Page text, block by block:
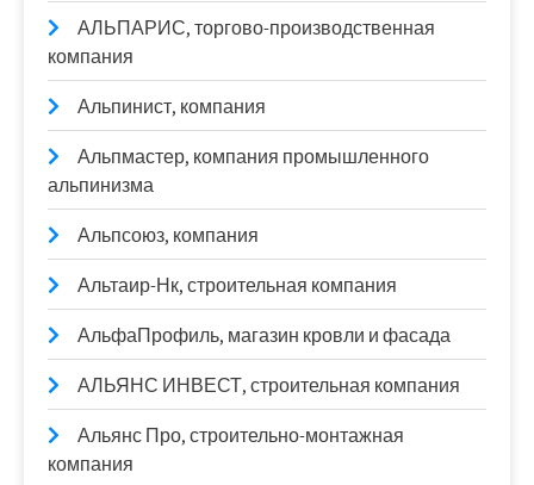
АЛЬПАРИС, торгово-производственная
компания
Альпинист, компания
Альпмастер, компания промышленного
альпинизма
Альпсоюз, компания
Альтаир-Нк, строительная компания
АльфаПрофиль, магазин кровли и фасада
АЛЬЯНС ИНВЕСТ, строительная компания
Альянс Про, строительно-монтажная
компания